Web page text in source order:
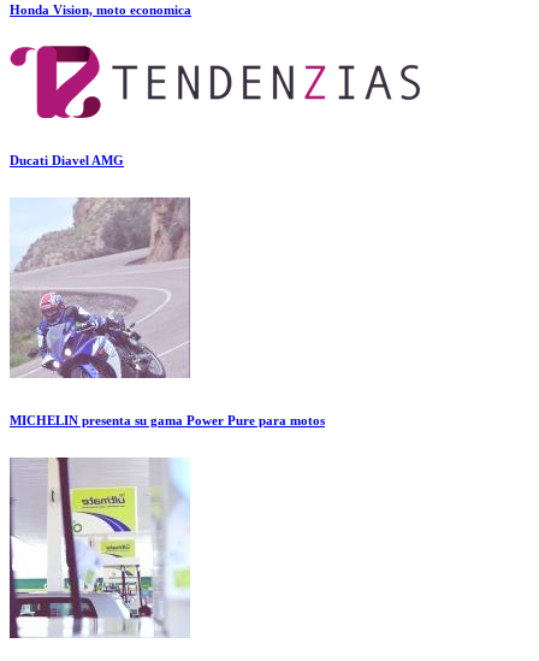
Honda Vision, moto economica
Ducati Diavel AMG
MICHELIN presenta su gama Power Pure para motos